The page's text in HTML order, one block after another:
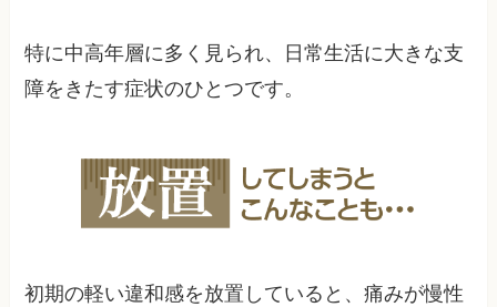
特に中高年層に多く見られ、日常生活に大きな支
障をきたす症状のひとつです。
初期の軽い違和感を放置していると、痛みが慢性